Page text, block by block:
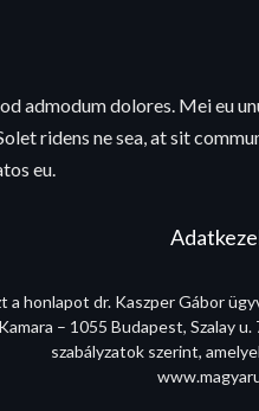
admodum dolores. Mei eu
ridens ne sea, at sit
eu.
a honlapot dr. Kaszper Gábor
Kamara – 1055 Budapest, Szalay
szabályzatok szerint,